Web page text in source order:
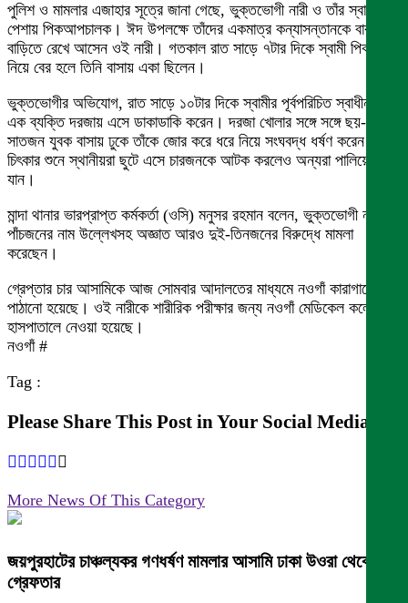
পুলিশ ও মামলার এজাহার সূত্রে জানা গেছে, ভুক্তভোগী নারী ও তাঁর স্বামী
পেশায় পিকআপচালক। ঈদ উপলক্ষে তাঁদের একমাত্র কন্যাসন্তানকে বাবার
বাড়িতে রেখে আসেন ওই নারী। গতকাল রাত সাড়ে ৭টার দিকে স্বামী পিকআপ
নিয়ে বের হলে তিনি বাসায় একা ছিলেন।
ভুক্তভোগীর অভিযোগ, রাত সাড়ে ১০টার দিকে স্বামীর পূর্বপরিচিত স্বাধীন নামে
এক ব্যক্তি দরজায় এসে ডাকাডাকি করেন। দরজা খোলার সঙ্গে সঙ্গে ছয়-
সাতজন যুবক বাসায় ঢুকে তাঁকে জোর করে ধরে নিয়ে সংঘবদ্ধ ধর্ষণ করেন। তাঁর
চিৎকার শুনে স্থানীয়রা ছুটে এসে চারজনকে আটক করলেও অন্যরা পালিয়ে
যান।
মান্দা থানার ভারপ্রাপ্ত কর্মকর্তা (ওসি) মনুসর রহমান বলেন, ভুক্তভোগী নারী
পাঁচজনের নাম উল্লেখসহ অজ্ঞাত আরও দুই-তিনজনের বিরুদ্ধে মামলা
করেছেন।
গ্রেপ্তার চার আসামিকে আজ সোমবার আদালতের মাধ্যমে নওগাঁ কারাগারে
পাঠানো হয়েছে। ওই নারীকে শারীরিক পরীক্ষার জন্য নওগাঁ মেডিকেল কলেজ
হাসপাতালে নেওয়া হয়েছে।
নওগাঁ #
Tag :
Please Share This Post in Your Social Media
More News Of This Category
জয়পুরহাটের চাঞ্চল্যকর গণধর্ষণ মামলার আসামি ঢাকা উওরা থেকে
গ্রেফতার